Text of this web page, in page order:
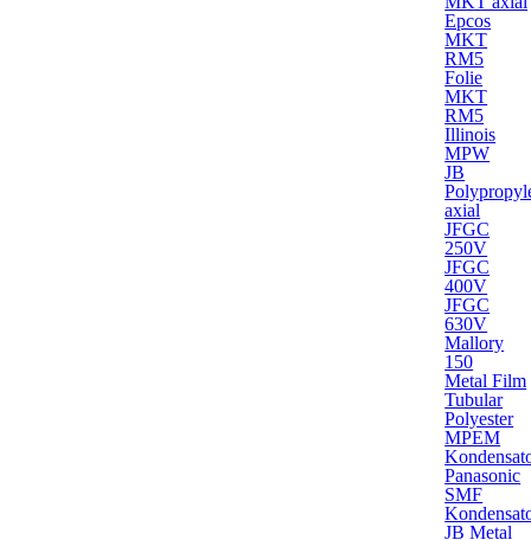
Epcos
MKT
RM5
Folie
MKT
RM5
Illinois
MPW
JB
axial
JFGC
250V
JFGC
400V
JFGC
630V
Mallory
150
Metal Film
Tubular
Polyester
MPEM
Panasonic
SMF
JB Metal